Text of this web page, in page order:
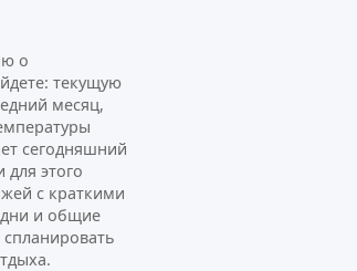
о
текущую
месяц,
сегодняшний
этого
с краткими
и общие